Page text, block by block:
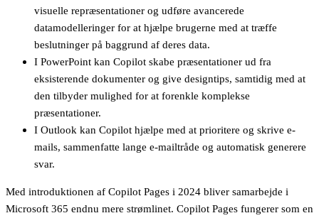
visuelle repræsentationer og udføre avancerede
datamodelleringer for at hjælpe brugerne med at træffe
beslutninger på baggrund af deres data.
I PowerPoint kan Copilot skabe præsentationer ud fra
eksisterende dokumenter og give designtips, samtidig med at
den tilbyder mulighed for at forenkle komplekse
præsentationer.
I Outlook kan Copilot hjælpe med at prioritere og skrive e-
mails, sammenfatte lange e-mailtråde og automatisk generere
svar.
Med introduktionen af Copilot Pages i 2024 bliver samarbejde i
Microsoft 365 endnu mere strømlinet. Copilot Pages fungerer som en